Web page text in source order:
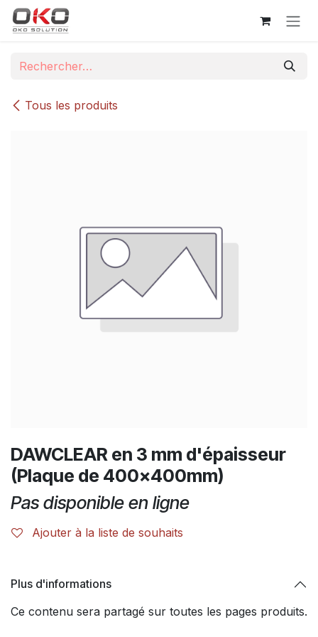
Se rendre au contenu
Tous les produits
DAWCLEAR en 3 mm d'épaisseur
(Plaque de 400x400mm)
Pas disponible en ligne
Ajouter à la liste de souhaits
Plus d'informations
Ce contenu sera partagé sur toutes les pages produits.